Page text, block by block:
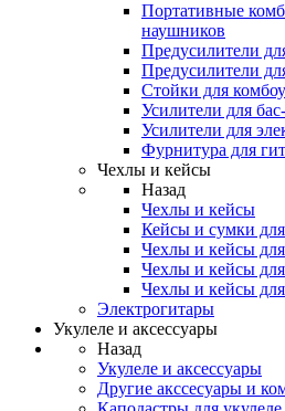
Портативные
наушников
Предусилители
Предусилители
Стойки для
Усилители для
Усилители для
Фурнитура для
Чехлы и кейсы
Назад
Чехлы и кейсы
Кейсы и сумки
Чехлы и кейсы для
Чехлы и кейсы для
Чехлы и кейсы для
Электрогитары
Укулеле и аксессуары
Назад
Укулеле и аксессуары
Другие акссесуары и